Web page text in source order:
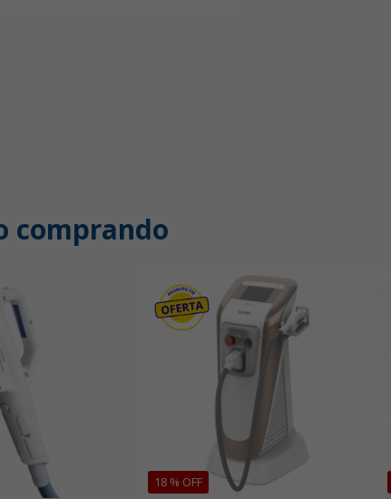
comprando
18 % OFF